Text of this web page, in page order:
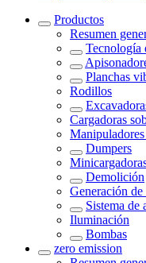
Productos
Resumen
Tecnología
Planchas
Rodillos
Cargadoras
Dumpers
Demolición
Generación de
Sistema de
Iluminación
Bombas
zero emission